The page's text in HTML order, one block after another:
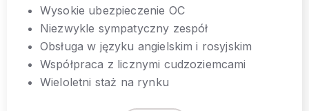
Wysokie ubezpieczenie OC
Niezwykle sympatyczny zespół
Obsługa w języku angielskim i rosyjskim
Współpraca z licznymi cudzoziemcami
Wieloletni staż na rynku